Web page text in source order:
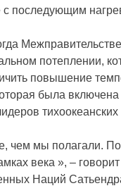
с последующим
потеплении,
повышение
была
тихоокеанских
чем мы полагали.
века », –
Наций